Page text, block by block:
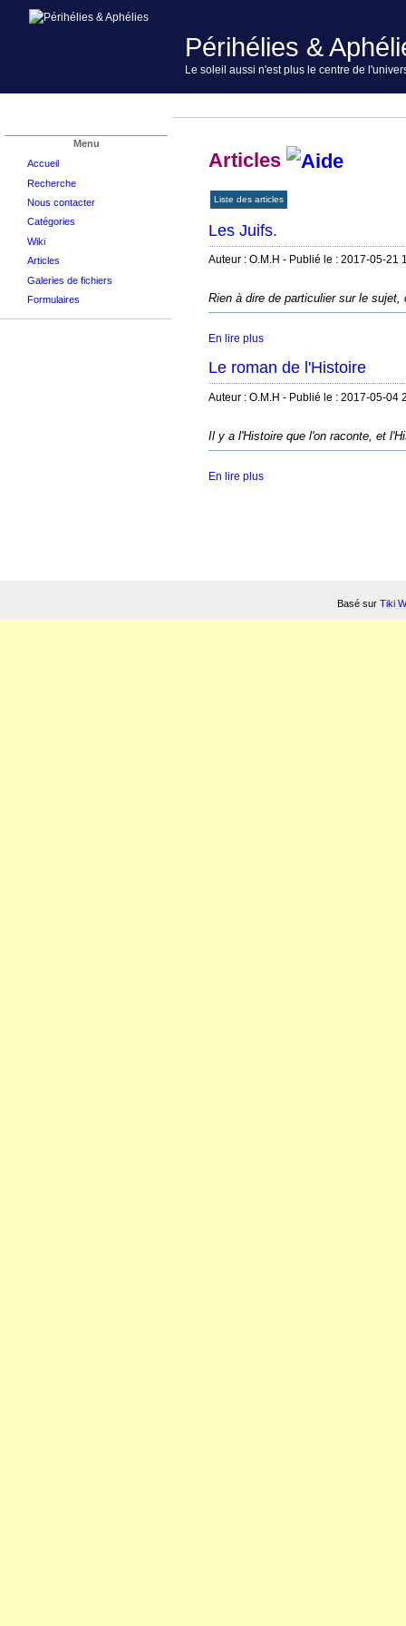
Périhélies &
Le soleil aussi n'est plus le centre de
Articles
Liste des articles
Les Juifs.
Auteur : O.M.H - Publié le : 2017-05-21
Rien à dire de particulier sur le
En lire plus
Le roman de l'Histoire
Auteur : O.M.H - Publié le : 2017-05-04
Il y a l'Histoire que l'on raconte, et
En lire plus
Menu
Accueil
Recherche
Nous contacter
Catégories
Wiki
Articles
Galeries de fichiers
Formulaires
Basé sur Tiki